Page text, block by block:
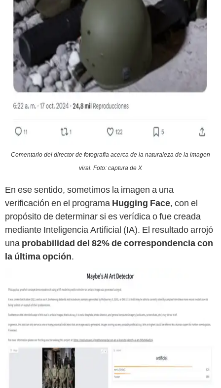
Comentario del director de fotografía acerca de la naturaleza de la imagen
viral. Foto: captura de X
En ese sentido, sometimos la imagen a una
verificación en el programa Hugging Face, con el
propósito de determinar si es verídica o fue creada
mediante Inteligencia Artificial (IA). El resultado arrojó
una probabilidad del 82% de correspondencia con
la última opción.